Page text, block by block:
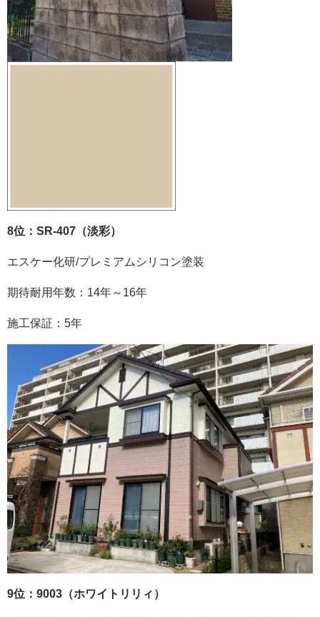
8位：SR-407（淡彩）
エスケー化研/プレミアムシリコン塗装
期待耐用年数： 14年～ 16年
施工保証： 5年
9位：9003（ホワイトリリィ）